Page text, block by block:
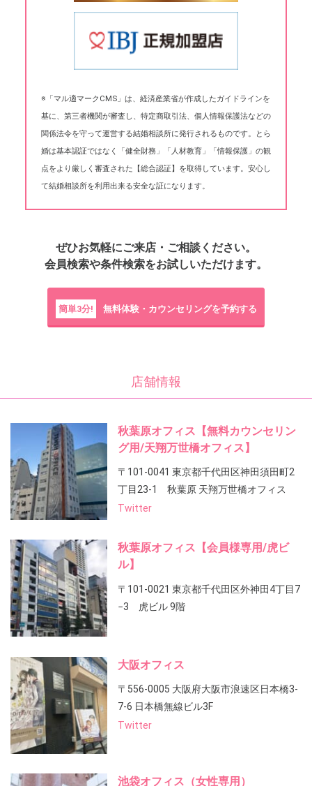
※「マル適マークCMS」は、経済産業省が作成したガイドラインを
基に、第三者機関が審査し、特定商取引法、個人情報保護法などの
関係法令を守って運営する結婚相談所に発行されるものです。とら
婚は基本認証ではなく「健全財務」「人材教育」「情報保護」の観
点をより厳しく審査された【総合認証】を取得しています。安心し
て結婚相談所を利用出来る安全な証になります。
ぜひお気軽にご来店・ご相談ください。
会員検索や条件検索をお試しいただけます。
簡単3分! 無料体験・カウンセリングを予約する
店舗情報
秋葉原オフィス【無料カウンセリン
グ用/天翔万世橋オフィス】
〒101-0041 東京都千代田区神田須田町2
丁目23-1 秋葉原 天翔万世橋オフィス
Twitter
秋葉原オフィス【会員様専用/虎ビ
ル】
〒101-0021 東京都千代田区外神田4丁目7
−3 虎ビル 9階
大阪オフィス
〒556-0005 大阪府大阪市浪速区日本橋3-
7-6 日本橋無線ビル3F
Twitter
池袋オフィス（女性専用）